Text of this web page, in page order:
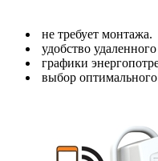
не требует монтажа.
удобство
графики
выбор